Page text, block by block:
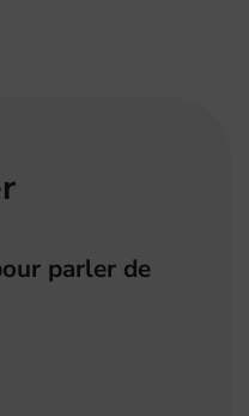
parler de